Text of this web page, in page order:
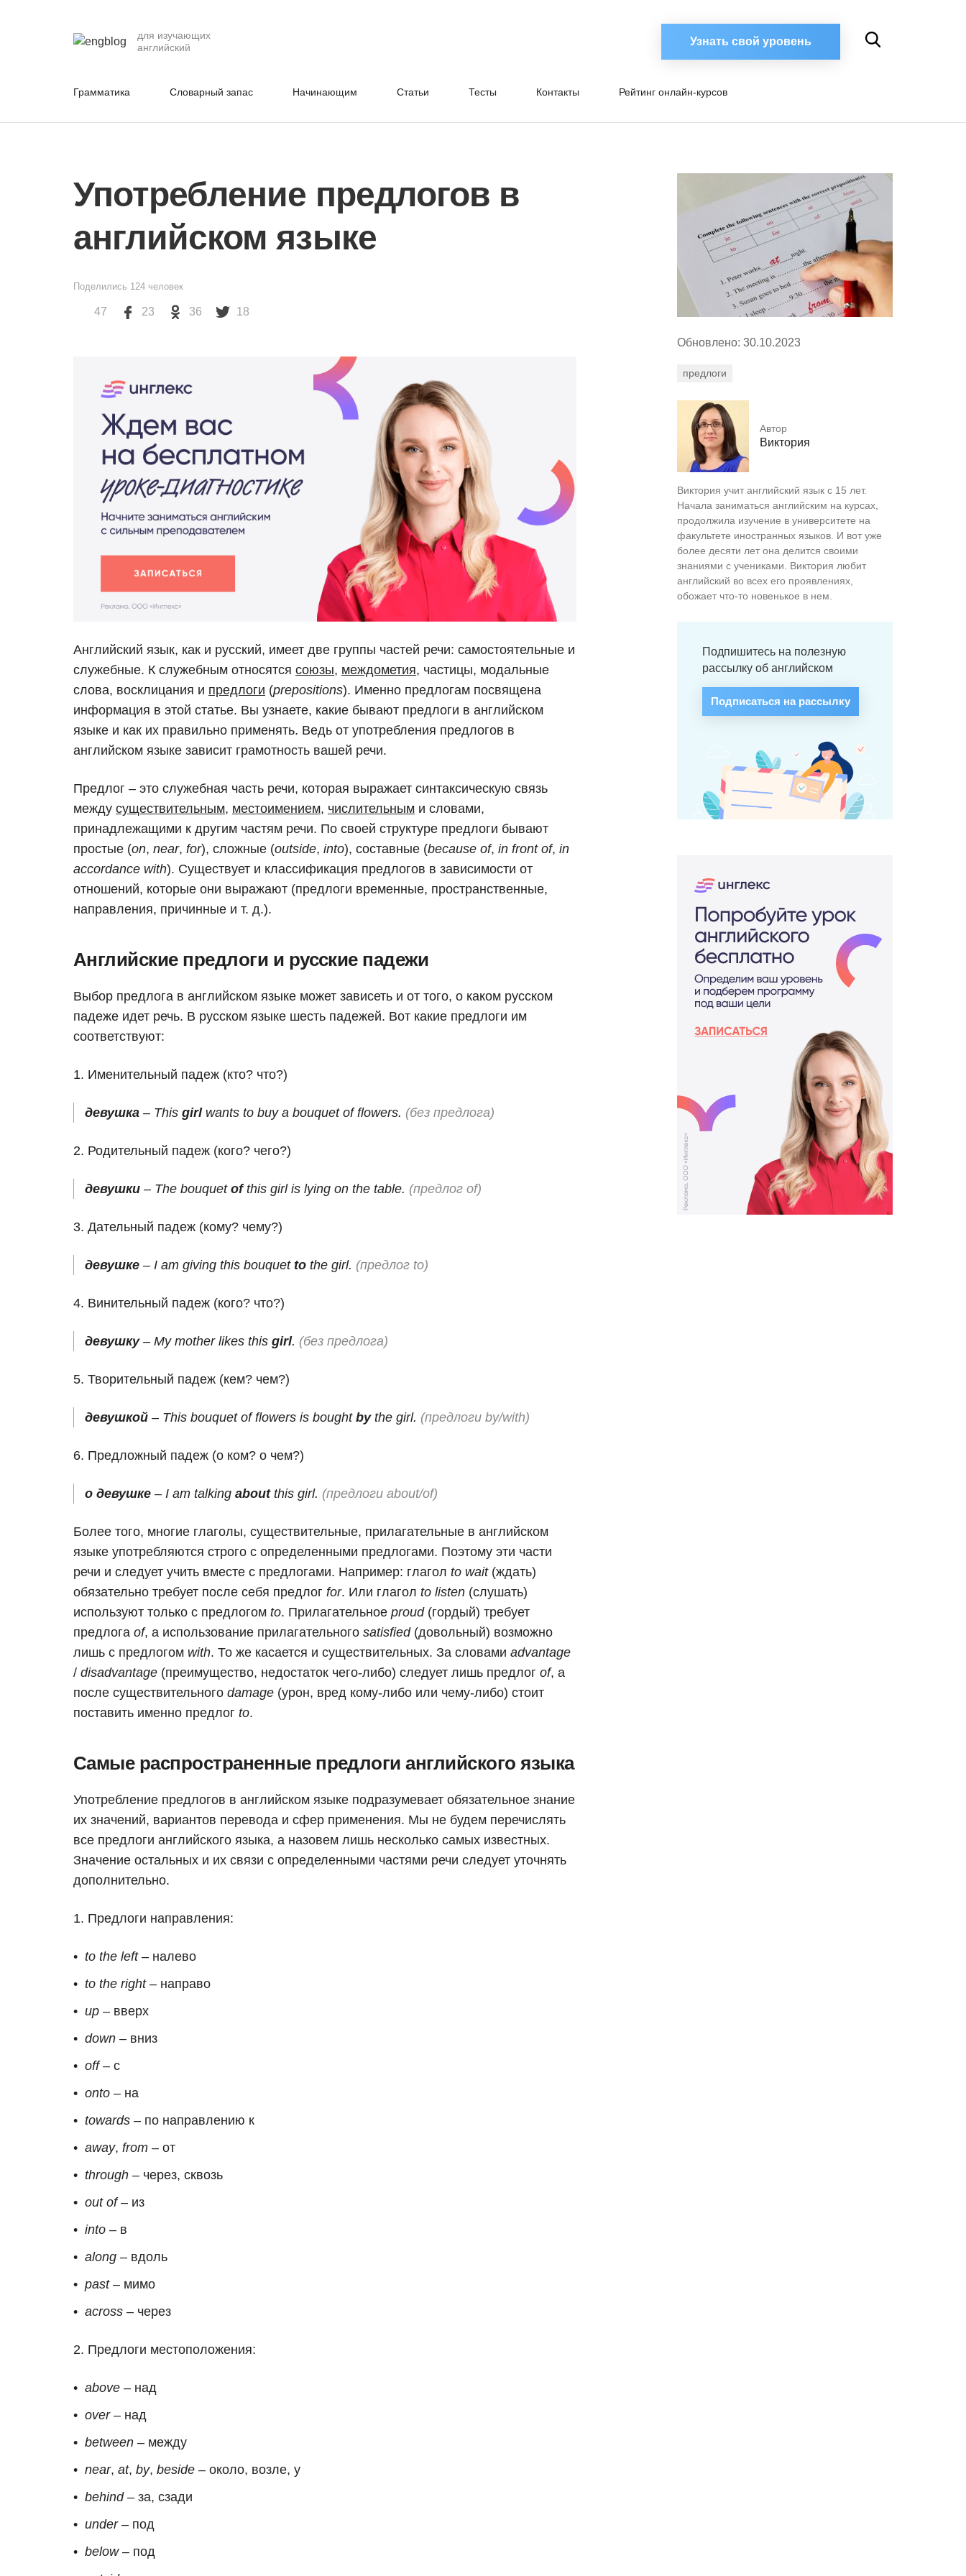
для изучающих
английский
Узнать свой уровень
Грамматика Словарный запас Начинающим Cтатьи Тесты Контакты Рейтинг онлайн-курсов
Употребление предлогов в
английском языке
Поделились 124 человек
47 23 36 18
Английский язык, как и русский, имеет две группы частей речи: самостоятельные и
служебные. К служебным относятся союзы, междометия, частицы, модальные
слова, восклицания и предлоги (prepositions). Именно предлогам посвящена
информация в этой статье. Вы узнаете, какие бывают предлоги в английском
языке и как их правильно применять. Ведь от употребления предлогов в
английском языке зависит грамотность вашей речи.
Предлог – это служебная часть речи, которая выражает синтаксическую связь
между существительным, местоимением, числительным и словами,
принадлежащими к другим частям речи. По своей структуре предлоги бывают
простые (on, near, for), сложные (outside, into), составные (because of, in front of, in
accordance with). Существует и классификация предлогов в зависимости от
отношений, которые они выражают (предлоги временные, пространственные,
направления, причинные и т. д.).
Английские предлоги и русские падежи
Выбор предлога в английском языке может зависеть и от того, о каком русском
падеже идет речь. В русском языке шесть падежей. Вот какие предлоги им
соответствуют:
1. Именительный падеж (кто? что?)
девушка – This girl wants to buy a bouquet of flowers. (без предлога)
2. Родительный падеж (кого? чего?)
девушки – The bouquet ofthis girl is lying on the table. (предлог of)
3. Дательный падеж (кому? чему?)
девушке – I am giving this bouquet to the girl. (предлог to)
4. Винительный падеж (кого? что?)
девушку– My mother likes this girl. (без предлога)
5. Творительный падеж (кем? чем?)
девушкой – This bouquet of flowers is bought bythe girl. (предлоги by/with)
6. Предложный падеж (о ком? о чем?)
о девушке – I am talking aboutthis girl. (предлоги about/of)
Более того, многие глаголы, существительные, прилагательные в английском
языке употребляются строго с определенными предлогами. Поэтому эти части
речи и следует учить вместе с предлогами. Например: глагол to wait(ждать)
обязательно требует после себя предлог for. Или глагол to listen (слушать)
используют только с предлогом to. Прилагательное proud(гордый) требует
предлога of, а использование прилагательного satisfied(довольный) возможно
лишь с предлогом with. То же касается и существительных. За словами advantage
/ disadvantage (преимущество, недостаток чего-либо) следует лишь предлог of, а
после существительного damage (урон, вред кому-либо или чему-либо) стоит
поставить именно предлог to.
Самые распространенные предлоги английского языка
Употребление предлогов в английском языке подразумевает обязательное знание
их значений, вариантов перевода и сфер применения. Мы не будем перечислять
все предлоги английского языка, а назовем лишь несколько самых известных.
Значение остальных и их связи с определенными частями речи следует уточнять
дополнительно.
Предлоги направления:
to the left– налево
to the right– направо
up – вверх
down – вниз
off– с
onto – на
towards – по направлению к
away, from – от
through – через, сквозь
out of– из
into – в
along – вдоль
past– мимо
across – через
Предлоги местоположения:
above – над
over– над
between – между
near, at, by, beside – около, возле, у
behind– за, сзади
under– под
below– под
Автор
Виктория
Виктория учит английский язык с 15 лет.
Начала заниматься английским на курсах,
продолжила изучение в университете на
факультете иностранных языков. И вот уже
более десяти лет она делится своими
знаниями с учениками. Виктория любит
английский во всех его проявлениях,
обожает что-то новенькое в нем.
Обновлено: 30.10.2023
предлоги
Подпишитесь на полезную
рассылку об английском
Подписаться на рассылку